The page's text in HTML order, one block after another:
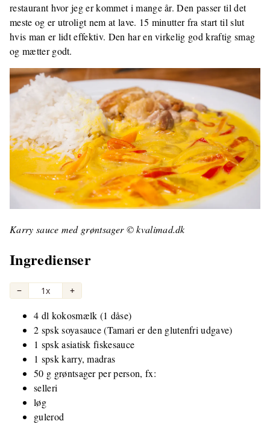
restaurant hvor jeg er kommet i mange år. Den passer til det
meste og er utroligt nem at lave. 15 minutter fra start til slut
hvis man er lidt effektiv. Den har en virkelig god kraftig smag
og mætter godt.
Karry sauce med grøntsager © kvalimad.dk
Ingredienser
− 1x +
4 dl kokosmælk (1 dåse)
2 spsk soyasauce (Tamari er den glutenfri udgave)
1 spsk asiatisk fiskesauce
1 spsk karry, madras
50 g grøntsager per person, fx:
selleri
løg
gulerod